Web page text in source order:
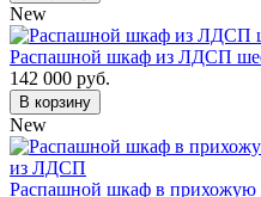
New
Распашной шкаф из ЛДСП
142 000 руб.
В корзину
New
Распашной шкаф в прихожую